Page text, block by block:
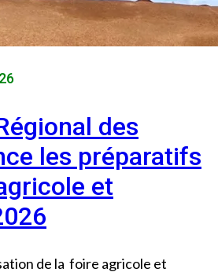
des
les préparatifs
et
de la foire agricole et